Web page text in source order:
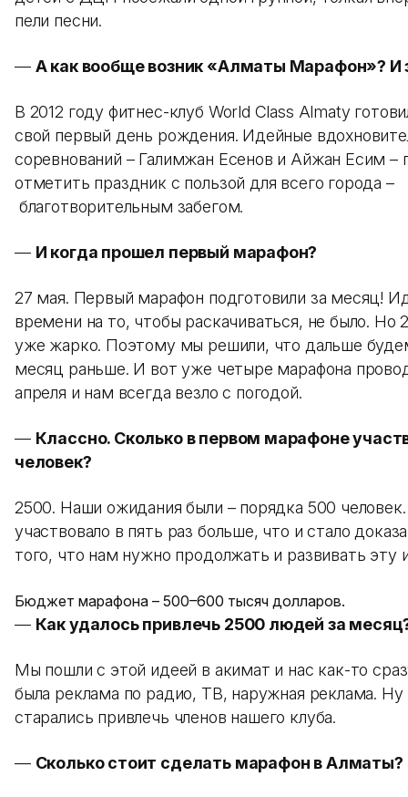
пели песни.
— А как вообще возник «Алматы Марафон»? И
В 2012 году фитнес-клуб World Class Almaty
свой первый день рождения. Идейные
соревнований – Галимжан Есенов и Айжан Есим –
отметить праздник с пользой для всего города –
благотворительным забегом.
— И когда прошел первый марафон?
27 мая. Первый марафон подготовили за месяц!
времени на то, чтобы раскачиваться, не было. Но
уже жарко. Поэтому мы решили, что дальше
месяц раньше. И вот уже четыре марафона
апреля и нам всегда везло с погодой.
— Классно. Сколько в первом марафоне
человек?
2500. Наши ожидания были – порядка 500
участвовало в пять раз больше, что и стало
того, что нам нужно продолжать и развивать эту
Бюджет марафона – 500–600 тысяч долларов.
— Как удалось привлечь 2500 людей за
Мы пошли с этой идеей в акимат и нас как-то
была реклама по радио, ТВ, наружная реклама.
старались привлечь членов нашего клуба.
— Сколько стоит сделать марафон в Алматы?